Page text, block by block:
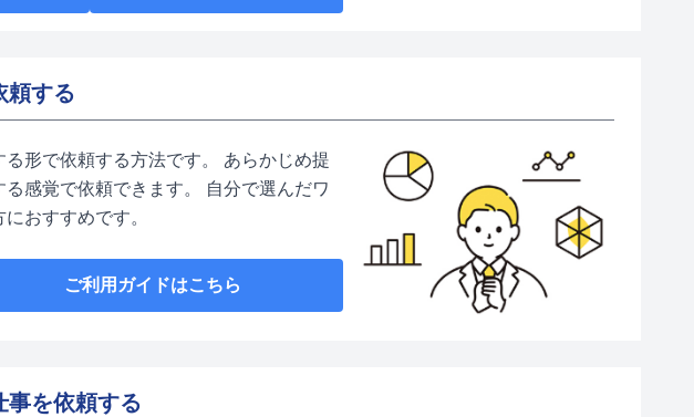
頼する
形で依頼する方法です。 あらかじめ提
感覚で依頼できます。 自分で選んだワ
おすすめです。
ご利用ガイドはこちら
事を依頼する